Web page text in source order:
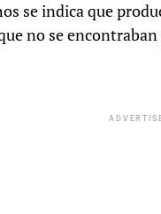
se indica que
no se